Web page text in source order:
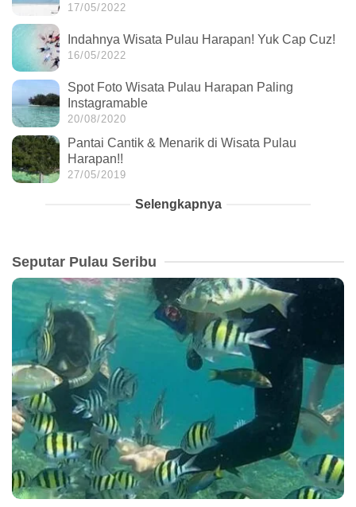
17/05/2022
Indahnya Wisata Pulau Harapan! Yuk Cap Cuz!
16/05/2022
Spot Foto Wisata Pulau Harapan Paling
Instagramable
20/08/2020
Pantai Cantik & Menarik di Wisata Pulau
Harapan!!
27/05/2019
Selengkapnya
Seputar Pulau Seribu